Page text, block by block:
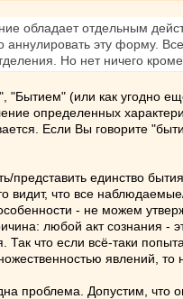
обладает отдельным
эту форму.
Но нет ничего
"Бытием" (или как угодно
определенных
Если Вы говорите
единство
видит, что все
- не можем
любой акт сознания -
что если всё-таки
явлений, то
проблема. Допустим, что